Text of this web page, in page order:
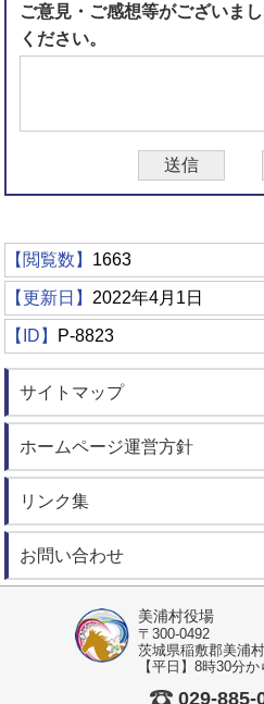
ご意見・ご感想等がございま
ください。
【閲覧数】 1663
【更新日】 2022年4月1日
【ID】 P-8823
サイトマップ
ホームページ運営方針
リンク集
お問い合わせ
美浦村役場
〒300-0492
茨城県稲敷郡美浦
【平日】8時30分
029-885-